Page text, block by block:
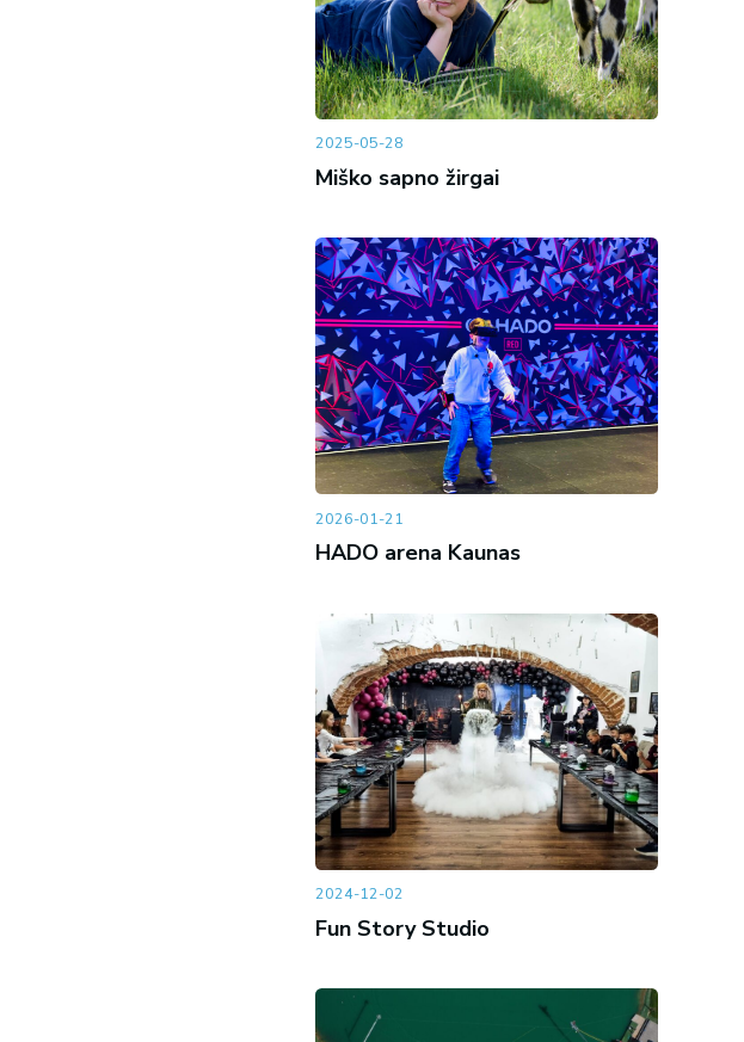
2025-05-28
Miško sapno žirgai
2026-01-21
HADO arena Kaunas
2024-12-02
Fun Story Studio